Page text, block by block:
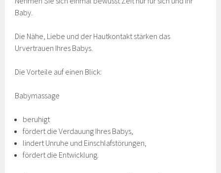
Baby.
Die Nähe, Liebe und der Hautkontakt stärken das
Urvertrauen Ihres Babys.
Die Vorteile auf einen Blick:
Babymassage
beruhigt
fördert die Verdauung Ihres Babys,
lindert Unruhe und Einschlafstörungen,
fördert die Entwicklung.